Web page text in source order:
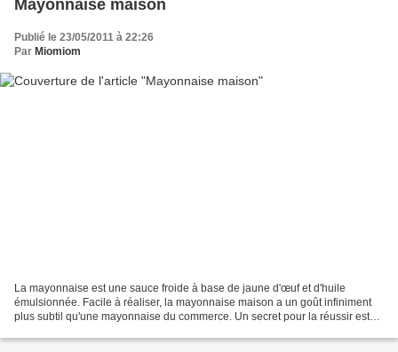
Mayonnaise maison
Publié le 23/05/2011 à 22:26
Par Miomiom
La mayonnaise est une sauce froide à base de jaune d'œuf et d'huile
émulsionnée. Facile à réaliser, la mayonnaise maison a un goût infiniment
plus subtil qu'une mayonnaise du commerce. Un secret pour la réussir est